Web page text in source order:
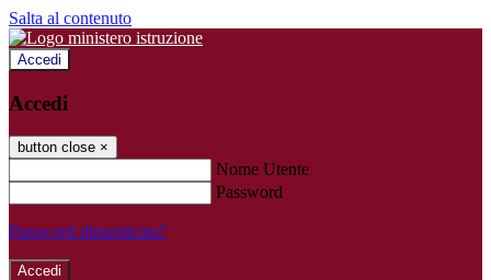
Salta al contenuto
Accedi
Accedi
button close ×
Nome Utente
Password
Password dimenticata?